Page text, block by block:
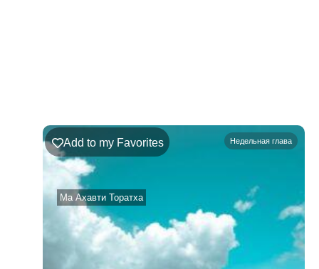
Ръэ
02.08.2026
08.08.2026
Недельная глава
Ма Ахавти Торатха
Add to my Favorites